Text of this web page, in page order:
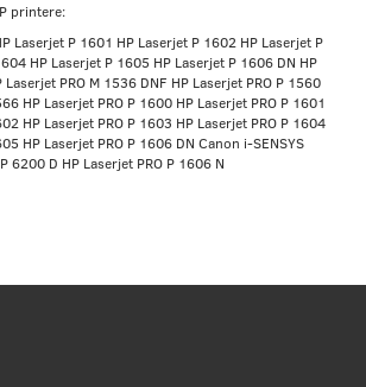
printere:
Laserjet P 1601 HP Laserjet P 1602 HP Laserjet P
HP Laserjet P 1605 HP Laserjet P 1606 DN HP
PRO M 1536 DNF HP Laserjet PRO P 1560
HP Laserjet PRO P 1600 HP Laserjet PRO P 1601
HP Laserjet PRO P 1603 HP Laserjet PRO P 1604
HP Laserjet PRO P 1606 DN Canon i-SENSYS
6200 D HP Laserjet PRO P 1606 N